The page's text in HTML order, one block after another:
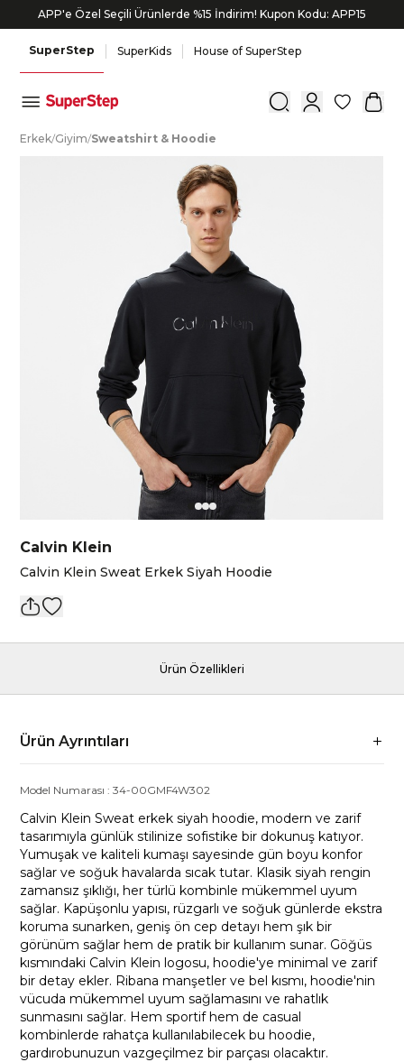
APP'e Özel Seçili Ürünlerde %15 İndirim! Kupon Kodu: APP15
SuperStep SuperKids House of SuperStep
0
Erkek/Giyim/Sweatshirt & Hoodie
Calvin Klein
Calvin Klein Sweat Erkek Siyah Hoodie
Ürün Özellikleri
Ürün Ayrıntıları
Model Numarası :34-00GMF4W302
Calvin Klein Sweat erkek siyah hoodie, modern ve zarif
tasarımıyla günlük stilinize sofistike bir dokunuş katıyor.
Yumuşak ve kaliteli kumaşı sayesinde gün boyu konfor
sağlar ve soğuk havalarda sıcak tutar. Klasik siyah rengin
zamansız şıklığı, her türlü kombinle mükemmel uyum
sağlar. Kapüşonlu yapısı, rüzgarlı ve soğuk günlerde ekstra
koruma sunarken, geniş ön cep detayı hem şık bir
görünüm sağlar hem de pratik bir kullanım sunar. Göğüs
kısmındaki Calvin Klein logosu, hoodie'ye minimal ve zarif
bir detay ekler. Ribana manşetler ve bel kısmı, hoodie'nin
vücuda mükemmel uyum sağlamasını ve rahatlık
sunmasını sağlar. Hem sportif hem de casual
kombinlerde rahatça kullanılabilecek bu hoodie,
gardırobunuzun vazgeçilmez bir parçası olacaktır.